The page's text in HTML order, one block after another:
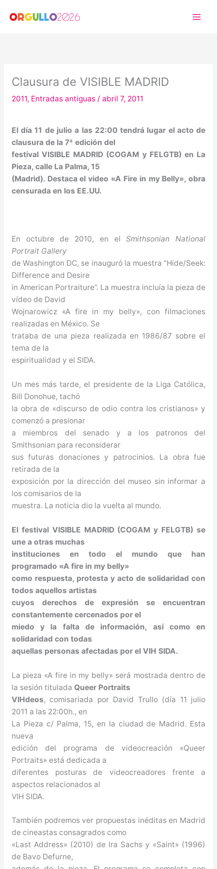
Clausura de VISIBLE MADRID
2011, Entradas antiguas/ abril 7, 2011
El día 11 de julio a las 22:00 tendrá lugar el acto de
clausura de la 7ª edición del
festival VISIBLE MADRID (COGAM y FELGTB) en La
Pieza, calle La Palma, 15
(Madrid). Destaca el video «A Fire in my Belly», obra
censurada en los EE.UU.
En octubre de 2010, en elSmithsonian National
Portrait Gallery
de Washington DC, se inauguró la muestra “Hide/Seek:
Difference and Desire
in American Portraiture”. La muestra incluía la pieza de
vídeo de David
Wojnarowicz «A fire in my belly», con filmaciones
realizadas en México. Se
trataba de una pieza realizada en 1986/87 sobre el
tema de la
espiritualidad y el SIDA.
Un mes más tarde, el presidente de la Liga Católica,
Bill Donohue, tachó
la obra de «discurso de odio contra los cristianos» y
comenzó a presionar
a miembros del senado y a los patronos del
Smithsonian para reconsiderar
sus futuras donaciones y patrocinios. La obra fue
retirada de la
exposición por la dirección del museo sin informar a
los comisarios de la
muestra. La noticia dio la vuelta al mundo.
El festival VISIBLE MADRID (COGAM y FELGTB) se
une a otras muchas
instituciones en todo el mundo que han
programado «A fire in my belly»
como respuesta, protesta y acto de solidaridad con
todos aquellos artistas
cuyos derechos de expresión se encuentran
constantemente cercenados por el
miedo y la falta de información, así como en
solidaridad con todas
aquellas personas afectadas por el VIH SIDA.
La pieza «A fire in my belly» será mostrada dentro de
la sesión titulada Queer Portraits
VIHdeos, comisariada por David Trullo (día 11 julio
2011 a las 22:00h., en
La Pieza c/ Palma, 15, en la ciudad de Madrid. Esta
nueva
edición del programa de videocreación «Queer
Portraits» está dedicada a
diferentes posturas de videocreadores frente a
aspectos relacionados al
VIH SIDA.
También podremos ver propuestas inéditas en Madrid
de cineastas consagrados como
«Last Address» (2010) de Ira Sachs y «Saint» (1996)
de Bavo Defurne,